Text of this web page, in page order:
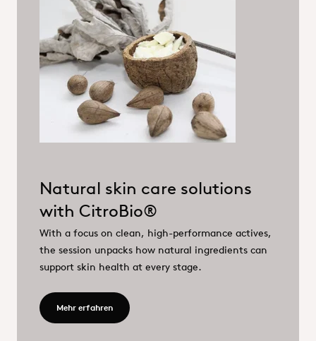
Natural skin care solutions
with CitroBio®
With a focus on clean, high-performance actives,
the session unpacks how natural ingredients can
support skin health at every stage.
Mehr erfahrenMehr erfahren - From prevention to perfection: